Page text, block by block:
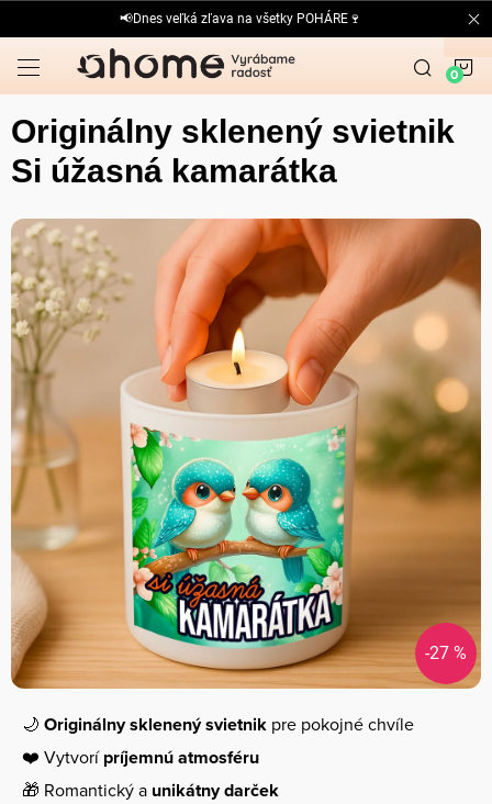
na
obsah
📢Dnes veľká zľava na všetky POHÁRE🍷
Originálny sklenený svietnik
Si úžasná kamarátka
-27 %
🌙 Originálny sklenený svietnik pre pokojné chvíle
❤️ Vytvorípríjemnú atmosféru
🎁 Romantický a unikátny darček